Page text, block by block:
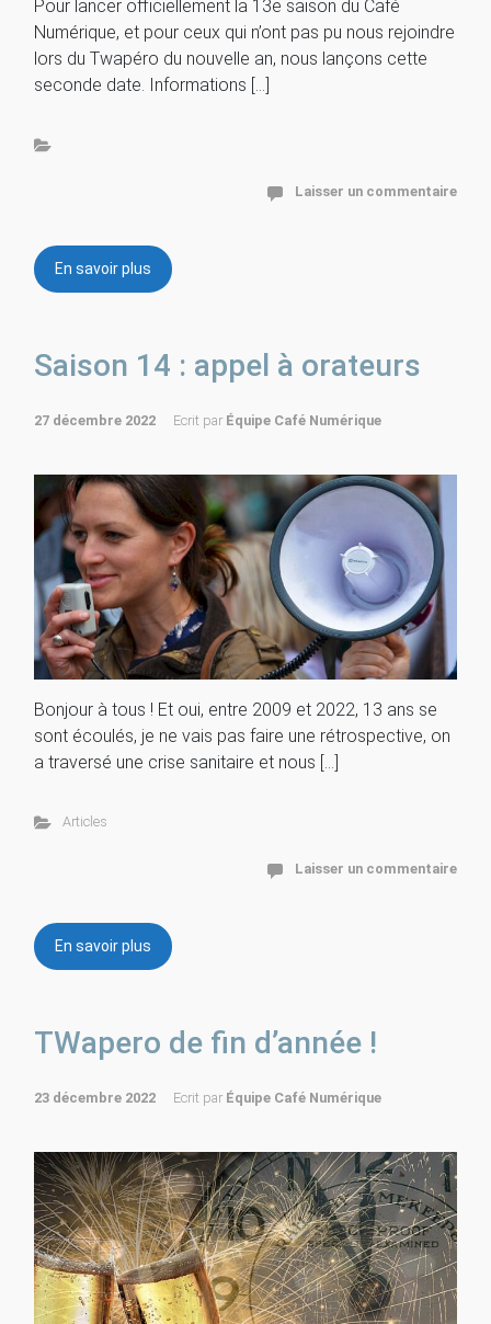
Pour lancer officiellement la 13e saison du Café
Numérique, et pour ceux qui n’ont pas pu nous rejoindre
lors du Twapéro du nouvelle an, nous lançons cette
seconde date. Informations […]
Laisser un commentaire
En savoir plus
Saison 14 : appel à orateurs
27 décembre 2022 Ecrit par Équipe Café Numérique
Bonjour à tous ! Et oui, entre 2009 et 2022, 13 ans se
sont écoulés, je ne vais pas faire une rétrospective, on
a traversé une crise sanitaire et nous […]
Articles
Laisser un commentaire
En savoir plus
TWapero de fin d’année !
23 décembre 2022 Ecrit par Équipe Café Numérique